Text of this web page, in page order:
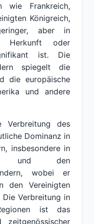
wie Frankreich,
Königreich,
aber in
Herkunft oder
ist. Die
spiegelt die
die europäische
und andere
Verbreitung des
Dominanz in
insbesondere in
und den
wobei er
den Vereinigten
Verbreitung in
ist das
zeitgenössischer